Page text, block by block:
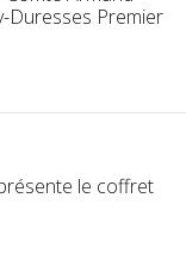
Duresses Premier
le coffret